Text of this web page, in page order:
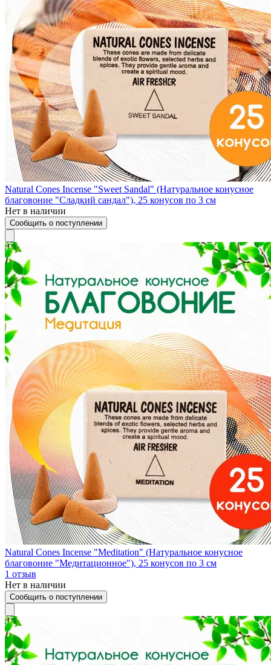
Natural Cones Incense "Sweet Sandal" (Натуральное конусное
благовоние "Сладкий сандал"), 25 конусов по 3 см
Нет в наличии
Сообщить о поступлении
Natural Cones Incense "Meditation" (Натуральное конусное
благовоние "Медитационное"), 25 конусов по 3 см
1 отзыв
Нет в наличии
Сообщить о поступлении